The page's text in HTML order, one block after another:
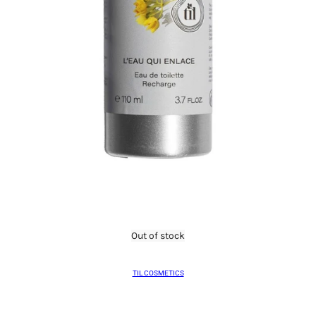
Out of stock
TIL COSMETICS